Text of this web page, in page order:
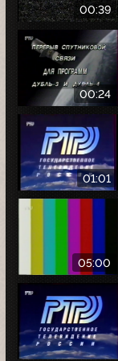
00:39
00:24
01:01
05:00